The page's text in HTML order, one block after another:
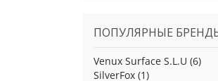
ПОПУЛЯРНЫЕ
Venux Surface S.L.U (6)
SilverFox (1)